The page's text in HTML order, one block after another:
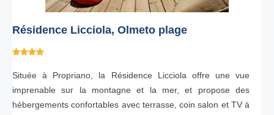
Résidence Licciola, Olmeto plage
Située à Propriano, la Résidence Licciola offre une vue
imprenable sur la montagne et la mer, et propose des
hébergements confortables avec terrasse, coin salon et TV à